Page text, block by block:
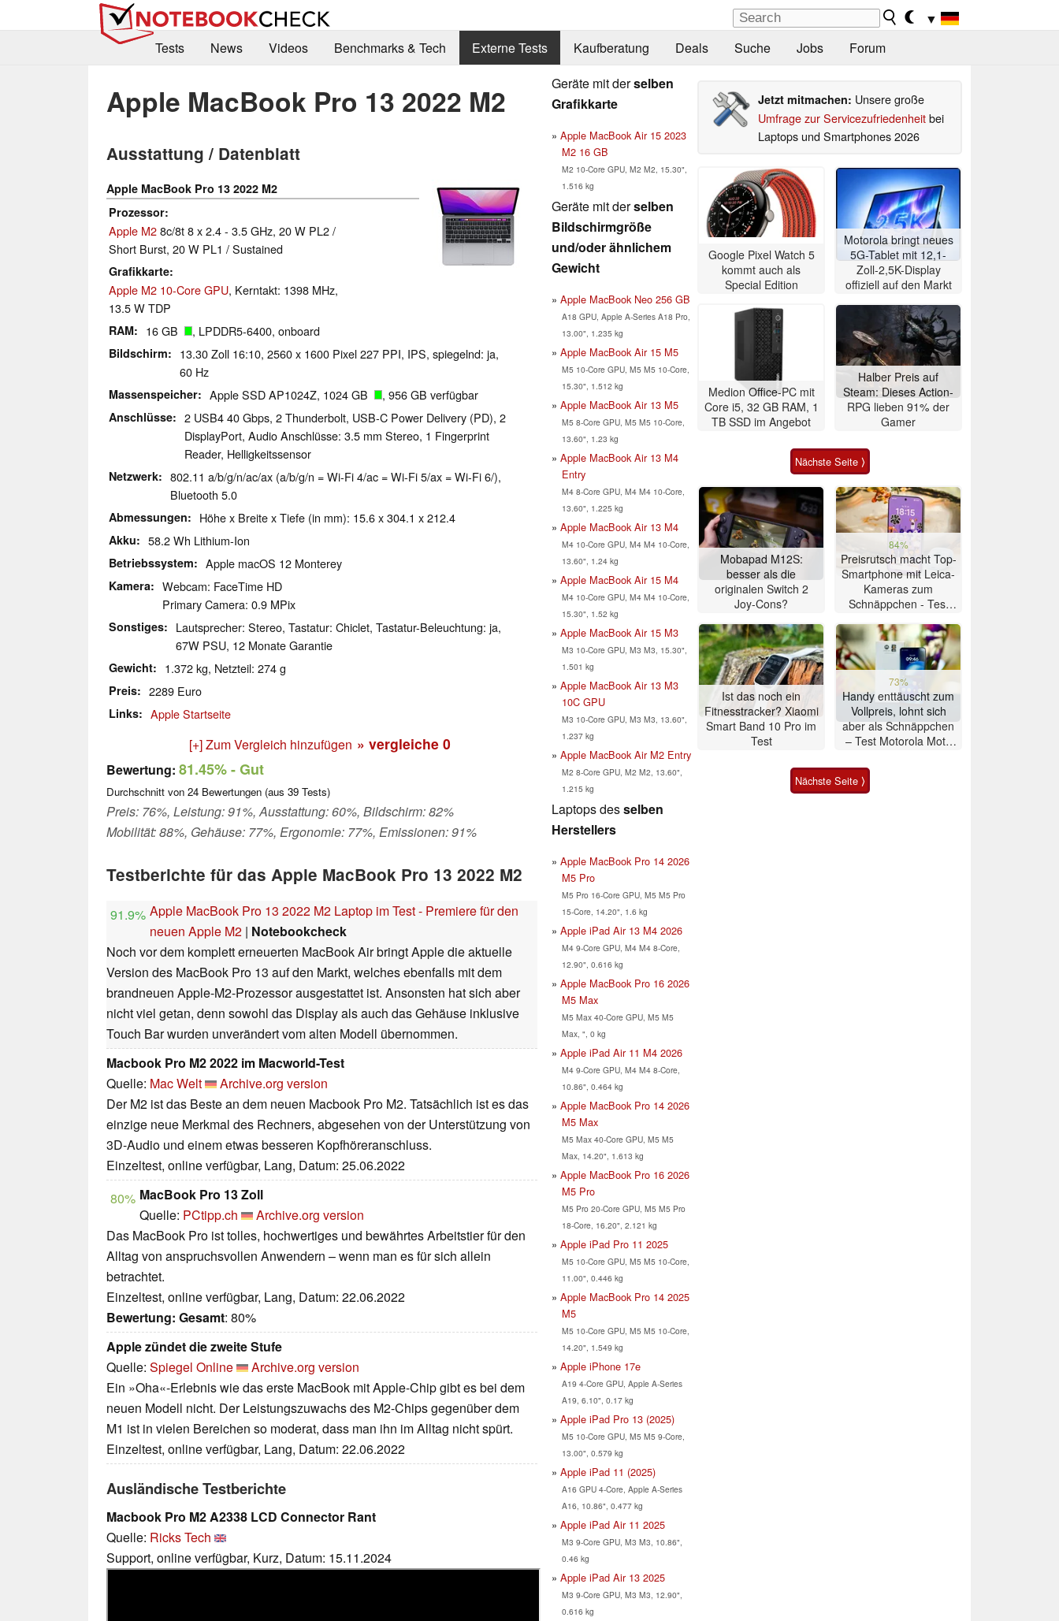
▼
Tests
News Videos Benchmarks & Tech Externe Tests Kaufberatung Deals Suche Jobs Forum
Apple MacBook Pro 13 2022 M2
Ausstattung / Datenblatt
Apple MacBook Pro 13 2022 M2
Prozessor
Apple M28c/8t 8 x 2.4 - 3.5 GHz, 20 W PL2 /
Short Burst, 20 W PL1 / Sustained
Grafikkarte
Apple M2 10-Core GPU, Kerntakt: 1398 MHz,
13.5 W TDP
RAM 16 GB , LPDDR5-6400, onboard
Bildschirm
13.30 Zoll 16:10, 2560 x 1600 Pixel 227 PPI, IPS, spiegelnd: ja,
60 Hz
Massenspeicher Apple SSD AP1024Z, 1024 GB , 956 GB verfügbar
Anschlüsse
2 USB4 40 Gbps, 2 Thunderbolt, USB-C Power Delivery (PD), 2
DisplayPort, Audio Anschlüsse: 3.5 mm Stereo, 1 Fingerprint
Reader, Helligkeitssensor
Netzwerk
802.11 a/b/g/n/ac/ax (a/b/g/n = Wi-Fi 4/ac = Wi-Fi 5/ax = Wi-Fi 6/),
Bluetooth 5.0
Abmessungen Höhe x Breite x Tiefe (in mm): 15.6 x 304.1 x 212.4
Akku 58.2 Wh Lithium-Ion
Betriebssystem Apple macOS 12 Monterey
Kamera
Webcam: FaceTime HD
Primary Camera: 0.9 MPix
Sonstiges
Lautsprecher: Stereo, Tastatur: Chiclet, Tastatur-Beleuchtung: ja,
67W PSU, 12 Monate Garantie
Gewicht 1.372 kg, Netzteil: 274 g
Preis 2289 Euro
Links Apple Startseite
[+] Zum Vergleich hinzufügen » vergleiche 0
Bewertung: 81.45%- Gut
Durchschnitt von 24 Bewertungen (aus 39 Tests)
Preis: 76%, Leistung: 91%, Ausstattung: 60%, Bildschirm: 82%
Mobilität: 88%, Gehäuse: 77%, Ergonomie: 77%, Emissionen: 91%
Testberichte für das Apple MacBook Pro 13 2022 M2
91.9% Apple MacBook Pro 13 2022 M2 Laptop im Test - Premiere für den
neuen Apple M2 | Notebookcheck
Noch vor dem komplett erneuerten MacBook Air bringt Apple die aktuelle
Version des MacBook Pro 13 auf den Markt, welches ebenfalls mit dem
brandneuen Apple-M2-Prozessor ausgestattet ist. Ansonsten hat sich aber
nicht viel getan, denn sowohl das Display als auch das Gehäuse inklusive
Touch Bar wurden unverändert vom alten Modell übernommen.
Macbook Pro M2 2022 im Macworld-Test
Quelle: Mac Welt
Archive.org version
Der M2 ist das Beste an dem neuen Macbook Pro M2. Tatsächlich ist es das
einzige neue Merkmal des Rechners, abgesehen von der Unterstützung von
3D-Audio und einem etwas besseren Kopfhöreranschluss.
Einzeltest, online verfügbar, Lang, Datum: 25.06.2022
80% MacBook Pro 13 Zoll
Quelle: PCtipp.ch
Archive.org version
Das MacBook Pro ist tolles, hochwertiges und bewährtes Arbeitstier für den
Alltag von anspruchsvollen Anwendern – wenn man es für sich allein
betrachtet.
Einzeltest, online verfügbar, Lang, Datum: 22.06.2022
Bewertung: Gesamt: 80%
Apple zündet die zweite Stufe
Quelle: Spiegel Online
Archive.org version
Ein »Oha«-Erlebnis wie das erste MacBook mit Apple-Chip gibt es bei dem
neuen Modell nicht. Der Leistungszuwachs des M2-Chips gegenüber dem
M1 ist in vielen Bereichen so moderat, dass man ihn im Alltag nicht spürt.
Einzeltest, online verfügbar, Lang, Datum: 22.06.2022
Ausländische Testberichte
Macbook Pro M2 A2338 LCD Connector Rant
Quelle: Ricks Tech
Support, online verfügbar, Kurz, Datum: 15.11.2024
Geräte mit derselben
Grafikkarte
Apple MacBook Air 15 2023
M2 16 GB
M2 10-Core GPU, M2 M2, 15.30",
1.516 kg
Geräte mit derselben
Bildschirmgröße
und/oder ähnlichem
Gewicht
Apple MacBook Neo 256 GB
A18 GPU, Apple A-Series A18 Pro,
13.00", 1.235 kg
Apple MacBook Air 15 M5
M5 10-Core GPU, M5 M5 10-Core,
15.30", 1.512 kg
Apple MacBook Air 13 M5
M5 8-Core GPU, M5 M5 10-Core,
13.60", 1.23 kg
Apple MacBook Air 13 M4
Entry
M4 8-Core GPU, M4 M4 10-Core,
13.60", 1.225 kg
Apple MacBook Air 13 M4
M4 10-Core GPU, M4 M4 10-Core,
13.60", 1.24 kg
Apple MacBook Air 15 M4
M4 10-Core GPU, M4 M4 10-Core,
15.30", 1.52 kg
Apple MacBook Air 15 M3
M3 10-Core GPU, M3 M3, 15.30",
1.501 kg
Apple MacBook Air 13 M3
10C GPU
M3 10-Core GPU, M3 M3, 13.60",
1.237 kg
Apple MacBook Air M2 Entry
M2 8-Core GPU, M2 M2, 13.60",
1.215 kg
Laptops desselben
Herstellers
Apple MacBook Pro 14 2026
M5 Pro
M5 Pro 16-Core GPU, M5 M5 Pro
15-Core, 14.20", 1.6 kg
Apple iPad Air 13 M4 2026
M4 9-Core GPU, M4 M4 8-Core,
12.90", 0.616 kg
Apple MacBook Pro 16 2026
M5 Max
M5 Max 40-Core GPU, M5 M5
Max, ", 0 kg
Apple iPad Air 11 M4 2026
M4 9-Core GPU, M4 M4 8-Core,
10.86", 0.464 kg
Apple MacBook Pro 14 2026
M5 Max
M5 Max 40-Core GPU, M5 M5
Max, 14.20", 1.613 kg
Apple MacBook Pro 16 2026
M5 Pro
M5 Pro 20-Core GPU, M5 M5 Pro
18-Core, 16.20", 2.121 kg
Apple iPad Pro 11 2025
M5 10-Core GPU, M5 M5 10-Core,
11.00", 0.446 kg
Apple MacBook Pro 14 2025
M5
M5 10-Core GPU, M5 M5 10-Core,
14.20", 1.549 kg
Apple iPhone 17e
A19 4-Core GPU, Apple A-Series
A19, 6.10", 0.17 kg
Apple iPad Pro 13 (2025)
M5 10-Core GPU, M5 M5 9-Core,
13.00", 0.579 kg
Apple iPad 11 (2025)
A16 GPU 4-Core, Apple A-Series
A16, 10.86", 0.477 kg
Apple iPad Air 11 2025
M3 9-Core GPU, M3 M3, 10.86",
0.46 kg
Apple iPad Air 13 2025
M3 9-Core GPU, M3 M3, 12.90",
0.616 kg
Jetzt mitmachen: Unsere große
Umfrage zur Servicezufriedenheitbei
Laptops und Smartphones 2026
Google Pixel Watch 5
kommt auch als
Special Edition
Motorola bringt neues
5G-Tablet mit 12,1-
Zoll-2,5K-Display
offiziell auf den Markt
Medion Office-PC mit
Core i5, 32 GB RAM, 1
TB SSD im Angebot
Halber Preis auf
Steam: Dieses Action-
RPG lieben 91% der
Gamer
Nächste Seite ⟩
Mobapad M12S:
besser als die
originalen Switch 2
Joy-Cons?
84%
Preisrutsch macht Top-
Smartphone mit Leica-
Kameras zum
Schnäppchen - Test
Ist das noch ein
Fitnesstracker? Xiaomi
Smart Band 10 Pro im
Test
73%
Handy enttäuscht zum
Vollpreis, lohnt sich
aber als Schnäppchen
– Test Motorola Moto
Nächste Seite ⟩